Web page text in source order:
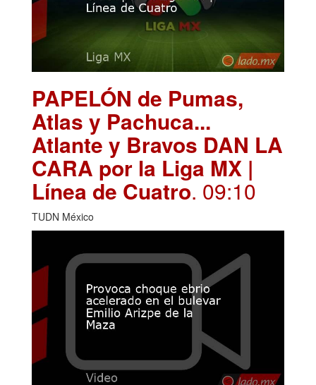
PAPELÓN de Pumas,
Atlas y Pachuca...
Atlante y Bravos DAN LA
CARA por la Liga MX |
Línea de Cuatro. 09:10
TUDN México